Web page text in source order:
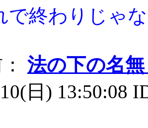
で終わりじゃ
法の下の名
日) 13:50:08